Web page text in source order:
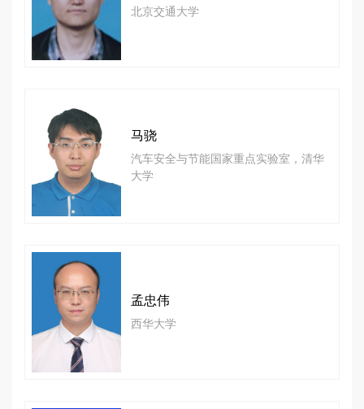
北京交通大学
马骁
汽车安全与节能国家重点实验室，清华
大学
孟忠伟
西华大学